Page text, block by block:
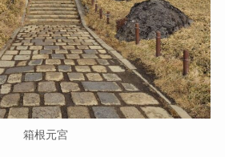
箱根元宮